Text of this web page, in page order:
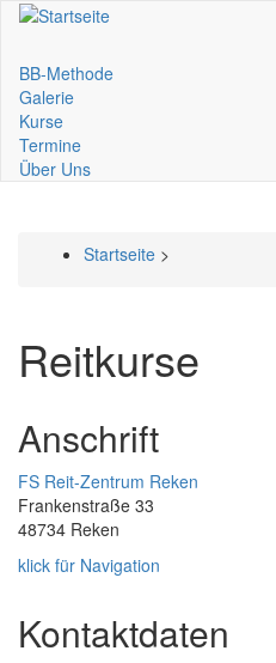
Direkt
Main
navigation
BB-Methode
Galerie
Kurse
Termine
Über Uns
Startseite >
Reitkurse
Anschrift
FS Reit-Zentrum Reken
Frankenstraße 33
48734 Reken
klick für Navigation
Kontaktdaten